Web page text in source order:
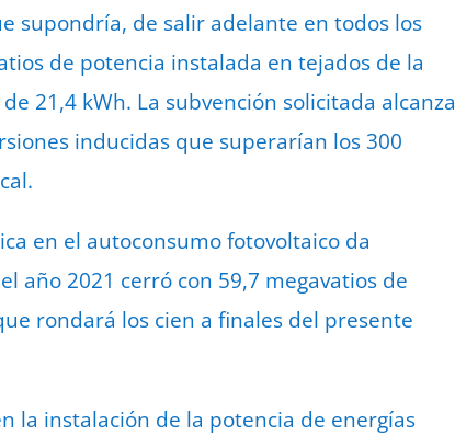
supondría, de salir adelante en todos los
de potencia instalada en tejados de la
21,4 kWh. La subvención solicitada alcanza
inducidas que superarían los 300
en el autoconsumo fotovoltaico da
año 2021 cerró con 59,7 megavatios de
rondará los cien a finales del presente
la instalación de la potencia de energías